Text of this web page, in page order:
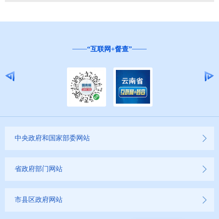
“互联网+督查”
中央政府和国家部委网站
省政府部门网站
市县区政府网站